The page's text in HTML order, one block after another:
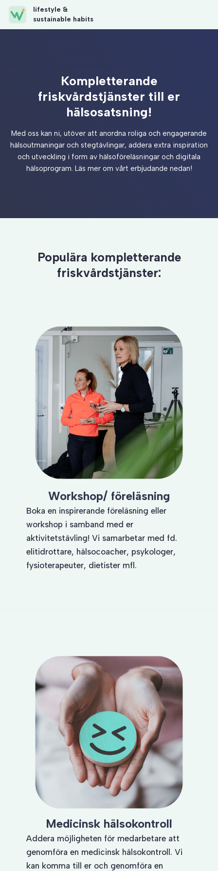
lifestyle &
sustainable habits
Kompletterande
friskvårdstjänster till er
hälsosatsning!
Med oss kan ni, utöver att anordna roliga och engagerande
hälsoutmaningar och stegtävlingar, addera extra inspiration
och utveckling i form av hälsoföreläsningar och digitala
hälsoprogram. Läs mer om vårt erbjudande nedan!
Populära kompletterande
friskvårdstjänster:
Workshop/ föreläsning
Boka en inspirerande föreläsning eller
workshop i samband med er
aktivitetstävling! Vi samarbetar med fd.
elitidrottare, hälsocoacher, psykologer,
fysioterapeuter, dietister mfl.
Medicinsk hälsokontroll
Addera möjligheten för medarbetare att
genomföra en medicinsk hälsokontroll. Vi
kan komma till er och genomföra en